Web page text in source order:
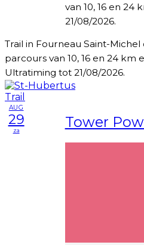
van 10, 16 en 24
21/08/2026.
Trail in Fourneau Saint-
parcours van 10, 16 en 24 km
Ultratiming tot 21/08/2026.
AUG
29
za Tower